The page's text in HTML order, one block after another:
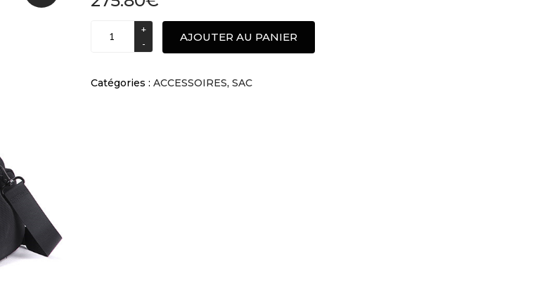
Proof
Bag
AJOUTER AU PANIER
Catégories : ACCESSOIRES, SAC